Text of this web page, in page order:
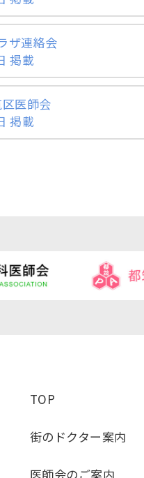
ザ連絡会
掲載
医師会
掲載
TOP
街のドクター案内
医師会のご案内